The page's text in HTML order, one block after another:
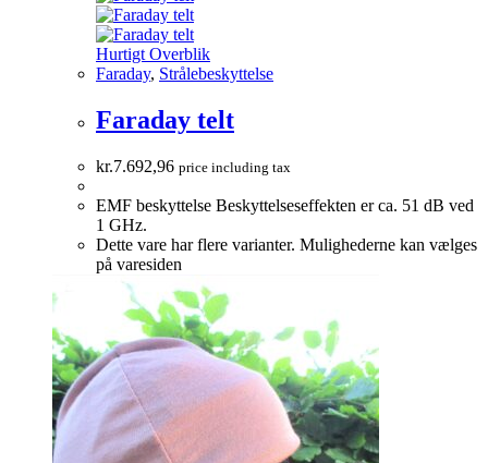
Hurtigt Overblik
Faraday, Strålebeskyttelse
Faraday telt
kr.7.692,96 price including tax
EMF beskyttelse Beskyttelseseffekten er ca. 51 dB ved
1 GHz.
Dette vare har flere varianter. Mulighederne kan vælges
på varesiden